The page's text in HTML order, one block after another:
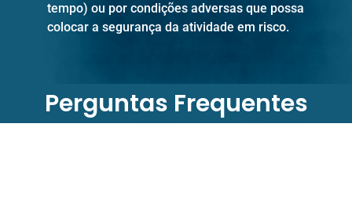
tempo) ou por condições adversas que possa
colocar a segurança da atividade em risco.
Perguntas Frequentes